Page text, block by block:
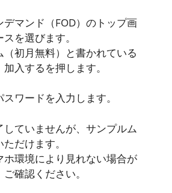
デマンド（FOD）のトップ画
を選びます。
（初月無料）と書かれている
入するを押します。
ワードを入力します。
していませんが、サンプルム
だけます。
ホ環境により見れない場合が
確認ください。